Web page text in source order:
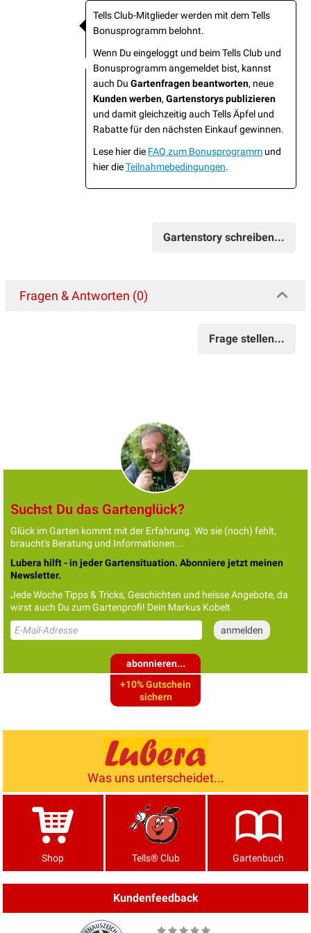
Tells Club-Mitglieder werden mit dem Tells
Bonusprogramm belohnt.
Wenn Du eingeloggt und beim Tells Club und
Bonusprogramm angemeldet bist, kannst
auch Du Gartenfragen beantworten, neue
Kunden werben, Gartenstorys publizieren
und damit gleichzeitig auch Tells Äpfel und
Rabatte für den nächsten Einkauf gewinnen.
Lese hier die FAQ zum Bonusprogramm und
hier dieTeilnahmebedingungen.
Gartenstory schreiben...
Fragen & Antworten (0)
Frage stellen...
Suchst Du das Gartenglück?
Glück im Garten kommt mit der Erfahrung. Wo sie (noch) fehlt,
braucht's Beratung und Informationen...
Lubera hilft - in jeder Gartensituation. Abonniere jetzt meinen
Newsletter.
Jede Woche Tipps & Tricks, Geschichten und heisse Angebote, da
wirst auch Du zum Gartenprofi! Dein Markus Kobelt
abonnieren...
+10% Gutschein
sichern
Was uns unterscheidet...
Shop Tells® Club Gartenbuch
Kundenfeedback